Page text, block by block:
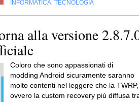
INFORMATICA TECNOLOGIA
alla versione
Coloro che sono appassionati di
modding Android sicuramente saranno
molto contenti nel leggere che la TWRP,
ovvero la custom recovery più diffusa